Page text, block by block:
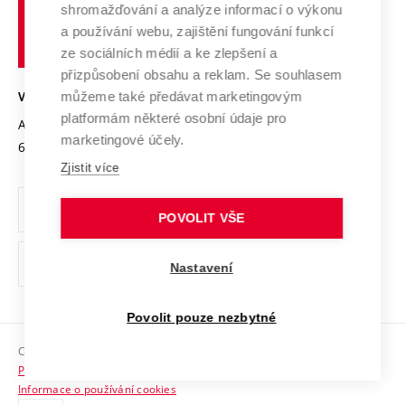
Transfer znalostí
Open Science
Projekty
Projekty ze strukturálních fondů
Specifický výzkum
Služby univerzity
Mezinárodní dohody
Univerzitní sítě
Udržitelná univerzita
Podnikavá univerzita / ContriBUTe
Bezpečná univerzita
Vyznamenání
Organizační struktura
Ochrana osobních údajů
odkaz)
Sociální bezpečí
HR Award
učení
technické
VYSOKÉ UČENÍ TECHNICKÉ V BRNĚ
Antonínská 548/1
602 00 Brno
www.vut.cz
vut@vutbr.cz
Copyright © 2026 VUT
Prohlášení o přístupnosti
Informace o používání cookies
shromažďování a analýze informací o výkonu
a používání webu, zajištění fungování funkcí
ze sociálních médií a ke zlepšení a
přizpůsobení obsahu a reklam. Se souhlasem
můžeme také předávat marketingovým
platformám některé osobní údaje pro
marketingové účely.
Zjistit více
POVOLIT VŠE
Nastavení
Povolit pouze nezbytné